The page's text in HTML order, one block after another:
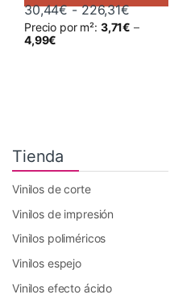
30,44€ - 226,31€
Precio por m²: 3,71€ –
4,99€
Este producto tiene
Tienda
Vinilos de corte
Vinilos de impresión
Vinilos poliméricos
Vinilos espejo
Vinilos efecto ácido